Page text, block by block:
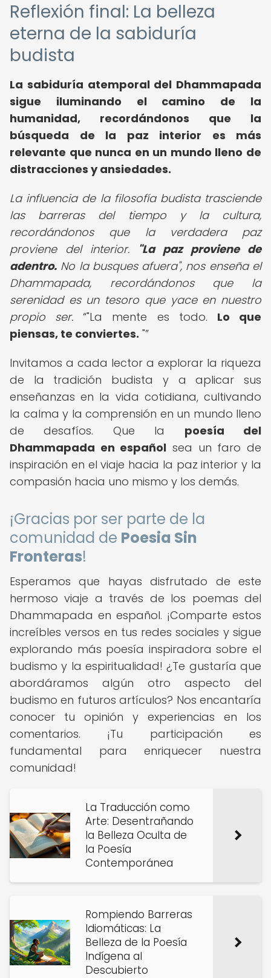
Reflexión final: La belleza
eterna de la sabiduría
budista
La sabiduría atemporal del Dhammapada
sigue iluminando el camino de la
humanidad, recordándonos que la
búsqueda de la paz interior es más
relevante que nunca en un mundo lleno de
distracciones y ansiedades.
La influencia de la filosofía budista trasciende
las barreras del tiempo y la cultura,
recordándonos que la verdadera paz
proviene del interior.
"La paz proviene de
adentro. No la busques afuera", nos enseña el
Dhammapada, recordándonos que la
serenidad es un tesoro que yace en nuestro
propio ser.
"La mente es todo. Lo que
piensas, te conviertes. "
Invitamos a cada lector a explorar la riqueza
de la tradición budista y a aplicar sus
enseñanzas en la vida cotidiana, cultivando
la calma y la comprensión en un mundo lleno
de desafíos. Que la poesía del
Dhammapada en español sea un faro de
inspiración en el viaje hacia la paz interior y la
compasión hacia uno mismo y los demás.
¡Gracias por ser parte de la
comunidad de Poesia Sin
Fronteras!
Esperamos que hayas disfrutado de este
hermoso viaje a través de los poemas del
Dhammapada en español. ¡Comparte estos
increíbles versos en tus redes sociales y sigue
explorando más poesía inspiradora sobre el
budismo y la espiritualidad! ¿Te gustaría que
abordáramos algún otro aspecto del
budismo en futuros artículos? Nos encantaría
conocer tu opinión y experiencias en los
comentarios. ¡Tu participación es
fundamental para enriquecer nuestra
comunidad!
La Traducción como
Arte: Desentrañando
la Belleza Oculta de
la Poesía
Contemporánea
Rompiendo Barreras
Idiomáticas: La
Belleza de la Poesía
Indígena al
Descubierto